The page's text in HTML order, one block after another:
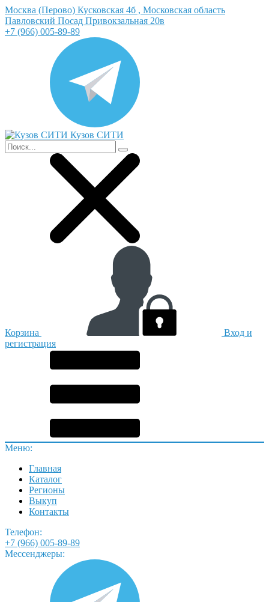
Москва (Перово) Кусковская 4б , Московская область
Павловский Посад Привокзальная 20в
+7 (966) 005-89-89
Кузов СИТИ
Корзина
Вход и
регистрация
Меню:
Главная
Каталог
Регионы
Выкуп
Контакты
Телефон:
+7 (966) 005-89-89
Мессенджеры: